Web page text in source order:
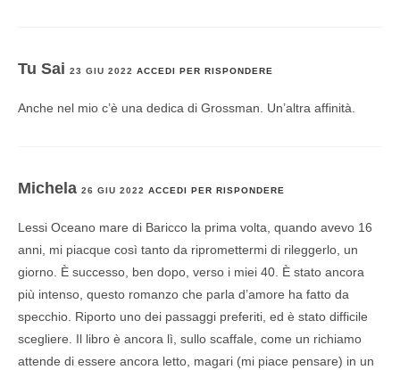
Tu Sai 23 GIU 2022 ACCEDI PER RISPONDERE
Anche nel mio c’è una dedica di Grossman. Un’altra affinità.
Michela 26 GIU 2022 ACCEDI PER RISPONDERE
Lessi Oceano mare di Baricco la prima volta, quando avevo 16
anni, mi piacque così tanto da ripromettermi di rileggerlo, un
giorno. È successo, ben dopo, verso i miei 40. È stato ancora
più intenso, questo romanzo che parla d’amore ha fatto da
specchio. Riporto uno dei passaggi preferiti, ed è stato difficile
scegliere. Il libro è ancora lì, sullo scaffale, come un richiamo
attende di essere ancora letto, magari (mi piace pensare) in un